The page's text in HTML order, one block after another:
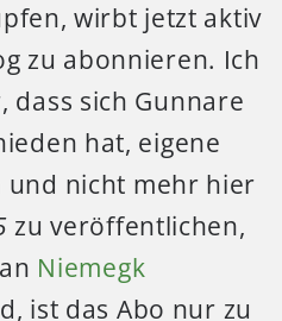
wirbt jetzt aktiv
zu abonnieren. Ich
dass sich Gunnare
hat, eigene
und nicht mehr hier
zu veröffentlichen,
Niemegk
ist das Abo nur zu